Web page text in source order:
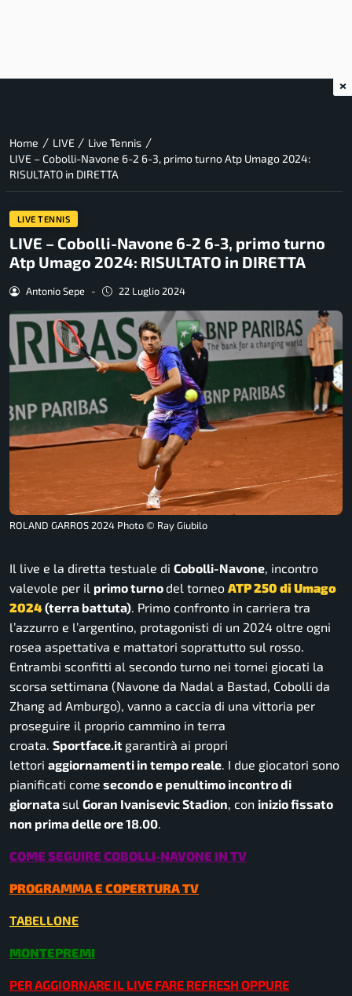
Home / LIVE / Live Tennis /
LIVE – Cobolli-Navone 6-2 6-3, primo turno Atp Umago 2024:
RISULTATO in DIRETTA
LIVE TENNIS
LIVE – Cobolli-Navone 6-2 6-3, primo turno
Atp Umago 2024: RISULTATO in DIRETTA
Antonio Sepe - 22 Luglio 2024
ROLAND GARROS 2024 Photo © Ray Giubilo
Il live e la diretta testuale di Cobolli-Navone, incontro
valevole per il primo turno del torneo ATP 250 di Umago
2024(terra battuta). Primo confronto in carriera tra
l’azzurro e l’argentino, protagonisti di un 2024 oltre ogni
rosea aspettativa e mattatori soprattutto sul rosso.
Entrambi sconfitti al secondo turno nei tornei giocati la
scorsa settimana (Navone da Nadal a Bastad, Cobolli da
Zhang ad Amburgo), vanno a caccia di una vittoria per
proseguire il proprio cammino in terra
croata. Sportface.it garantirà ai propri
lettori aggiornamenti in tempo reale. I due giocatori sono
pianificati come secondo e penultimo incontro di
giornatasul Goran Ivanisevic Stadion, con inizio fissato
non prima delle ore 18.00.
COME SEGUIRE COBOLLI-NAVONE IN TV
PROGRAMMA E COPERTURA TV
TABELLONE
MONTEPREMI
PER AGGIORNARE IL LIVE FARE REFRESH OPPURE
×